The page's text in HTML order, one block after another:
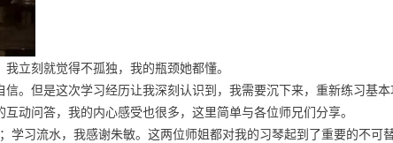
立刻就觉得不孤独，我的瓶颈她都懂。
但是这次学习经历让我深刻认识到，我需要沉下来，重新练习基本
问答，我的内心感受也很多，这里简单与各位师兄们分享。
流水，我感谢朱敏。这两位师姐都对我的习琴起到了重要的不可替